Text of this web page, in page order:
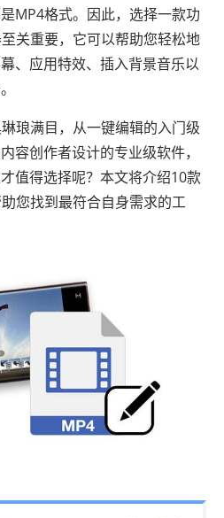
MP4格式。因此，选择一款功
关重要，它可以帮助您轻松地
、应用特效、插入背景音乐以
琅满目，从一键编辑的入门级
容创作者设计的专业级软件，
值得选择呢？本文将介绍10款
您找到最符合自身需求的工